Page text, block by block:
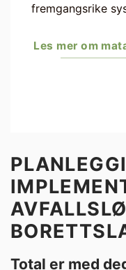
fremgangsrike
Les mer om
Total er med